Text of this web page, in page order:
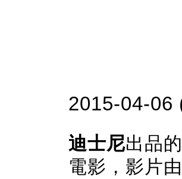
2015-04-06
迪士尼出品的
電影，影片由